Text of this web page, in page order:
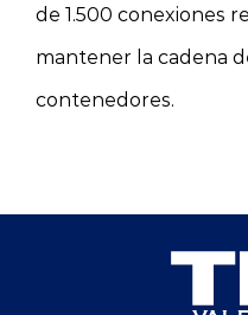
de 1.500 conexiones
mantener la cadena
contenedores.